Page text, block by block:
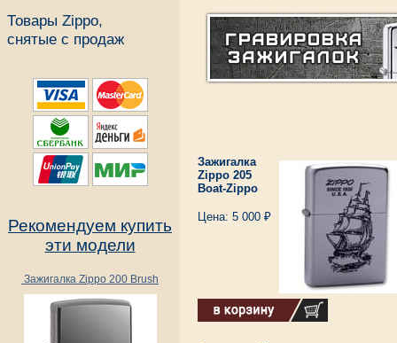
Товары Zippo,
снятые с продаж
Рекомендуем купить
эти модели
Зажигалка Zippo 200 Brush
Зажигалка
Zippo 205
Boat-Zippo
Цена: 5 000 ₽